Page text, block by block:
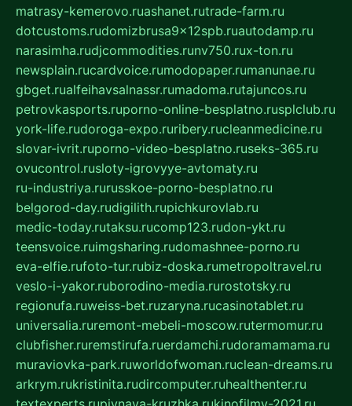
matrasy-kemerovo.ruashanet.rutrade-farm.ru
dotcustoms.rudomizbrusa9x12spb.ruautodamp.ru
narasimha.rudjcommodities.runv750.rux-ton.ru
newsplain.rucardvoice.rumodopaper.rumanunae.ru
gbget.rualfeihavsalnassr.rumadoma.rutajuncos.ru
petrovkasports.ruporno-online-besplatno.rusplclub.ru
york-life.rudoroga-expo.ruribery.rucleanmedicine.ru
slovar-ivrit.ruporno-video-besplatno.ruseks-365.ru
ovucontrol.rusloty-igrovyye-avtomaty.ru
ru-industriya.rurusskoe-porno-besplatno.ru
belgorod-day.rudigilith.rupichkurovlab.ru
medic-today.rutaksu.rucomp123.rudon-ykt.ru
teensvoice.ruimgsharing.rudomashnee-porno.ru
eva-elfie.rufoto-tur.rubiz-doska.rumetropoltravel.ru
veslo-i-yakor.ruborodino-media.rurostotsky.ru
regionufa.ruweiss-bet.ruzaryna.rucasinotablet.ru
universalia.ruremont-mebeli-moscow.rutermomur.ru
clubfisher.ruremstirufa.ruerdamchi.rudoramamama.ru
muraviovka-park.ruworldofwoman.ruclean-dreams.ru
arkrym.rukristinita.rudircomputer.ruhealthenter.ru